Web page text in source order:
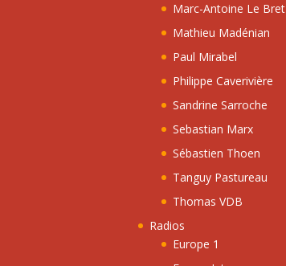
Marc-Antoine Le Bret
Mathieu Madénian
Paul Mirabel
Philippe Caverivière
Sandrine Sarroche
Sebastian Marx
Sébastien Thoen
Tanguy Pastureau
Thomas VDB
Radios
Europe 1